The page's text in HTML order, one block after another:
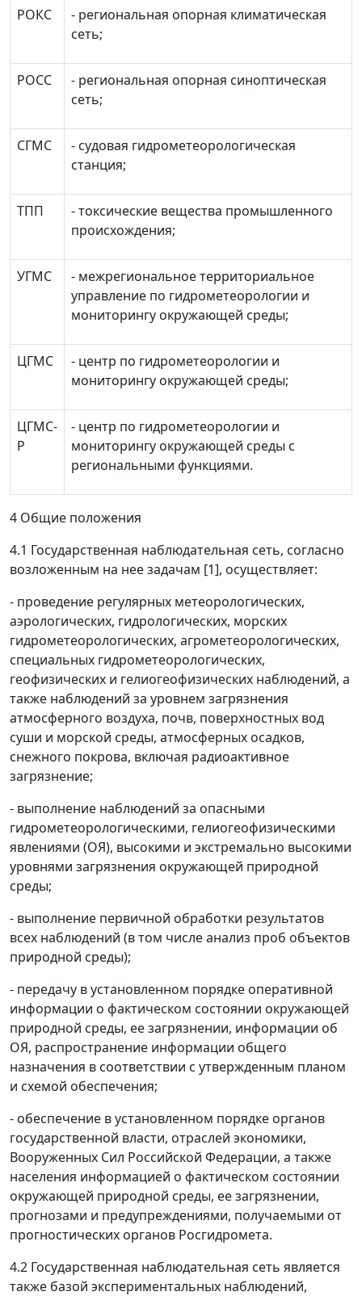
РОКС
- региональная опорная климатическая
сеть;
РОСС
- региональная опорная синоптическая
сеть;
СГМС
- судовая гидрометеорологическая
станция;
ТПП
- токсические вещества промышленного
происхождения;
УГМС
- межрегиональное территориальное
управление по гидрометеорологии и
мониторингу окружающей среды;
ЦГМС
- центр по гидрометеорологии и
мониторингу окружающей среды;
ЦГМС-
Р
- центр по гидрометеорологии и
мониторингу окружающей среды с
региональными функциями.
4 Общие положения
4.1 Государственная наблюдательная сеть, согласно
возложенным на нее задачам [1], осуществляет:
- проведение регулярных метеорологических,
аэрологических, гидрологических, морских
гидрометеорологических, агрометеорологических,
специальных гидрометеорологических,
геофизических и гелиогеофизических наблюдений, а
также наблюдений за уровнем загрязнения
атмосферного воздуха, почв, поверхностных вод
суши и морской среды, атмосферных осадков,
снежного покрова, включая радиоактивное
загрязнение;
- выполнение наблюдений за опасными
гидрометеорологическими, гелиогеофизическими
явлениями (ОЯ), высокими и экстремально высокими
уровнями загрязнения окружающей природной
среды;
- выполнение первичной обработки результатов
всех наблюдений (в том числе анализ проб объектов
природной среды);
- передачу в установленном порядке оперативной
информации о фактическом состоянии окружающей
природной среды, ее загрязнении, информации об
ОЯ, распространение информации общего
назначения в соответствии с утвержденным планом
и схемой обеспечения;
- обеспечение в установленном порядке органов
государственной власти, отраслей экономики,
Вооруженных Сил Российской Федерации, а также
населения информацией о фактическом состоянии
окружающей природной среды, ее загрязнении,
прогнозами и предупреждениями, получаемыми от
прогностических органов Росгидромета.
4.2 Государственная наблюдательная сеть является
также базой экспериментальных наблюдений,